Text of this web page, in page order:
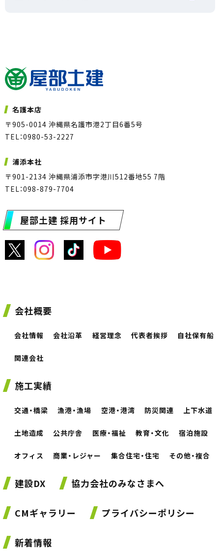
名護本店
〒905-0014 沖縄県名護市港2丁目6番5号
TEL：0980-53-2227
浦添本社
〒901-2134 沖縄県浦添市字港川512番地55 7階
TEL：098-879-7704
屋部土建 採用サイト
会社概要
会社情報 会社沿革 経営理念 代表者挨拶 自社保有船
関連会社
施工実績
交通・橋梁 漁港・漁場 空港・港湾 防災関連 上下水道
土地造成 公共庁舎 医療・福祉 教育・文化 宿泊施設
オフィス 商業・レジャー 集合住宅・住宅 その他・複合
建設DX 協力会社のみなさまへ
CMギャラリー プライバシーポリシー
新着情報